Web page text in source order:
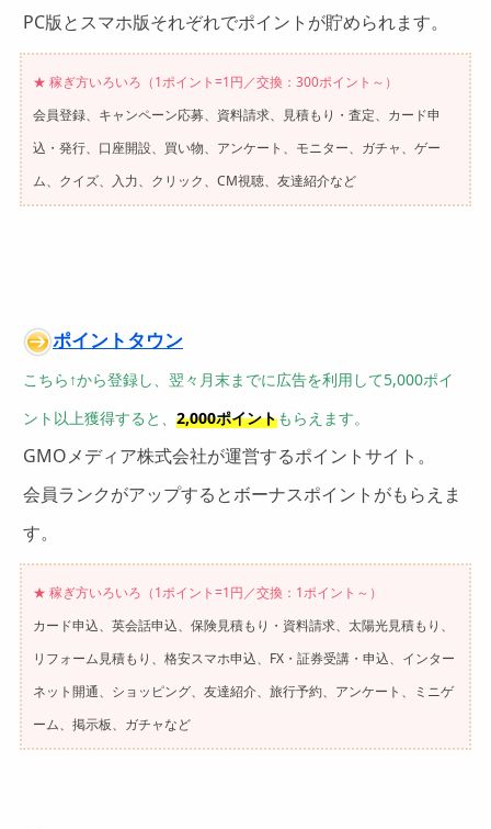
PC版とスマホ版それぞれでポイントが貯められます。
★ 稼ぎ方いろいろ（1ポイント=1円／交換：300ポイント～）
会員登録、キャンペーン応募、資料請求、見積もり・査定、カード申
込・発行、口座開設、買い物、アンケート、モニター、ガチャ、ゲー
ム、クイズ、入力、クリック、CM視聴、友達紹介など
ポイントタウン
こちら↑から登録し、翌々月末までに広告を利用して5,000ポイ
ント以上獲得すると、 2,000ポイントもらえます。
GMOメディア株式会社が運営するポイントサイト。
会員ランクがアップするとボーナスポイントがもらえま
す。
★ 稼ぎ方いろいろ（1ポイント=1円／交換：1ポイント～）
カード申込、英会話申込、保険見積もり・資料請求、太陽光見積もり、
リフォーム見積もり、格安スマホ申込、FX・証券受講・申込、インター
ネット開通、ショッピング、友達紹介、旅行予約、アンケート、ミニゲ
ーム、掲示板、ガチャなど